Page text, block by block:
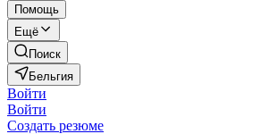
Помощь
Ещё
Поиск
Бельгия
Войти
Войти
Создать резюме